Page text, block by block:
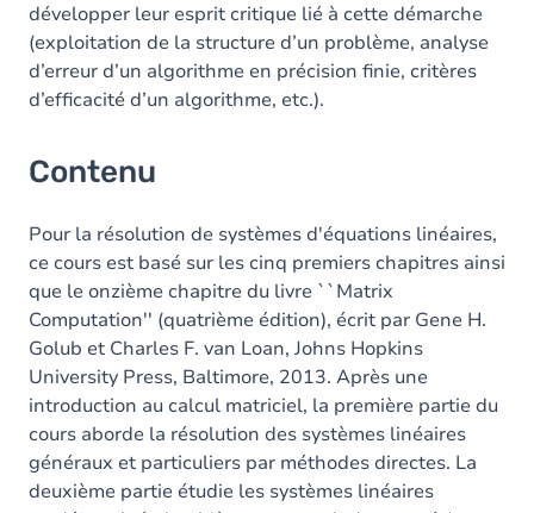
développer leur esprit critique lié à cette démarche
(exploitation de la structure d’un problème, analyse
d’erreur d’un algorithme en précision finie, critères
d’efficacité d’un algorithme, etc.).
Contenu
Pour la résolution de systèmes d'équations linéaires,
ce cours est basé sur les cinq premiers chapitres ainsi
que le onzième chapitre du livre ``Matrix
Computation'' (quatrième édition), écrit par Gene H.
Golub et Charles F. van Loan, Johns Hopkins
University Press, Baltimore, 2013. Après une
introduction au calcul matriciel, la première partie du
cours aborde la résolution des systèmes linéaires
généraux et particuliers par méthodes directes. La
deuxième partie étudie les systèmes linéaires